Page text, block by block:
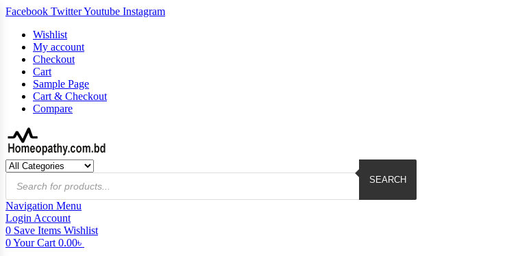
Facebook TwitterYoutube Instagram
Wishlist
My account
Checkout
Cart
Sample Page
Cart & Checkout
Compare
Products
search
SEARCH
Navigation Menu
Login Account
0 Save Items Wishlist
0Your Cart 0.00৳